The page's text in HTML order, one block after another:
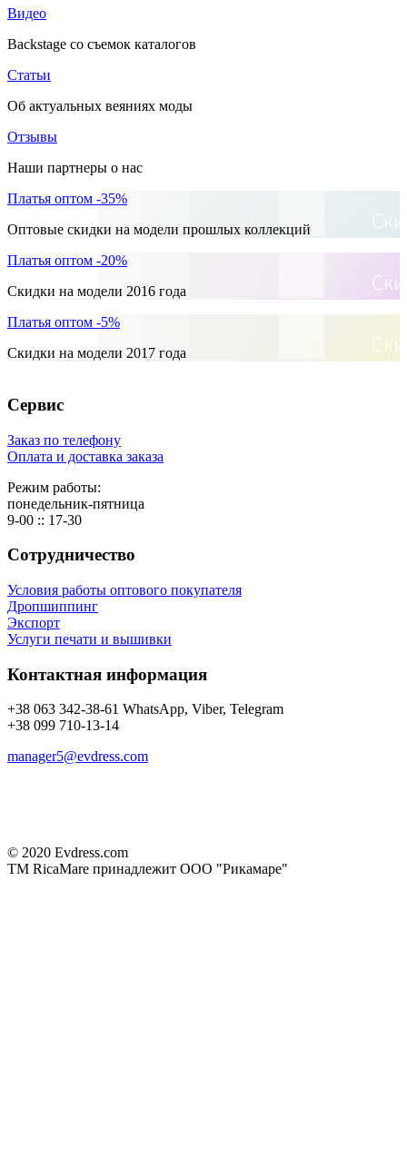
Видео
Backstage со съемок каталогов
Статьи
Об актуальных веяниях моды
Отзывы
Наши партнеры о нас
Платья оптом -35%
Оптовые скидки на модели прошлых коллекций
Платья оптом -20%
Скидки на модели 2016 года
Платья оптом -5%
Скидки на модели 2017 года
Сервис
Заказ по телефону
Оплата и доставка заказа
Режим работы:
понедельник-пятница
9-00 :: 17-30
Сотрудничество
Условия работы оптового покупателя
Дропшиппинг
Экспорт
Услуги печати и вышивки
Контактная информация
+38 063 342-38-61 WhatsApp, Viber, Telegram
+38 099 710-13-14
manager5@evdress.com
© 2020 Evdress.com
ТМ RicaMare принадлежит ООО "Рикамаре"